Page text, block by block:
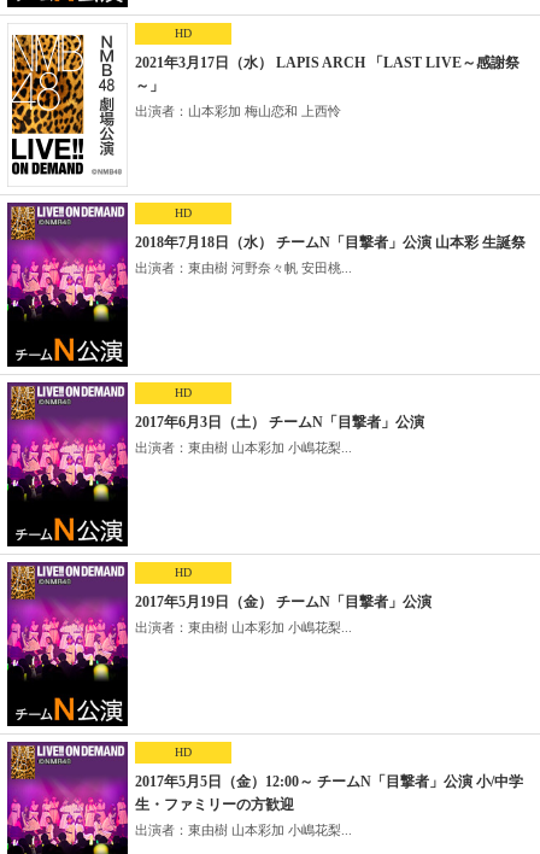
HD
2021年3月17日（水） LAPIS ARCH 「LAST LIVE～感謝祭
～」
出演者：山本彩加 梅山恋和 上西怜
HD
2018年7月18日（水） チームN「目撃者」公演 山本彩 生誕祭
出演者：東由樹 河野奈々帆 安田桃...
HD
2017年6月3日（土） チームN「目撃者」公演
出演者：東由樹 山本彩加 小嶋花梨...
HD
2017年5月19日（金） チームN「目撃者」公演
出演者：東由樹 山本彩加 小嶋花梨...
HD
2017年5月5日（金）12:00～ チームN「目撃者」公演 小/中学
生・ファミリーの方歓迎
出演者：東由樹 山本彩加 小嶋花梨...